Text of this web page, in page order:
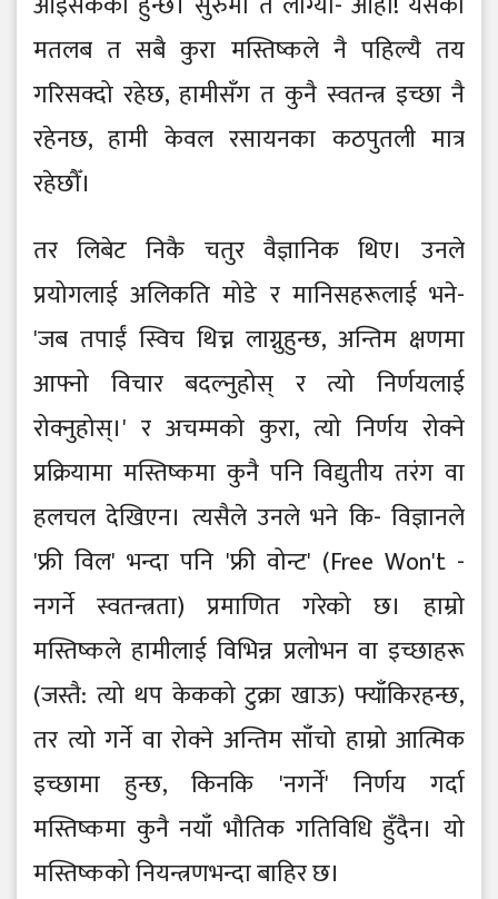
मतलब त सबै कुरा मस्तिष्कले नै पहिल्यै तय
गरिसक्दो रहेछ, हामीसँग त कुनै स्वतन्त्र इच्छा नै
रहेनछ, हामी केवल रसायनका कठपुतली मात्र
रहेछौँ।
तर लिबेट निकै चतुर वैज्ञानिक थिए। उनले
प्रयोगलाई अलिकति मोडे र मानिसहरूलाई भने-
'जब तपाईं स्विच थिच्न लाग्नुहुन्छ, अन्तिम क्षणमा
आफ्नो विचार बदल्नुहोस् र त्यो निर्णयलाई
रोक्नुहोस्।' र अचम्मको कुरा, त्यो निर्णय रोक्ने
प्रक्रियामा मस्तिष्कमा कुनै पनि विद्युतीय तरंग वा
हलचल देखिएन। त्यसैले उनले भने कि- विज्ञानले
'फ्री विल' भन्दा पनि 'फ्री वोन्ट' (Free Won't -
नगर्ने स्वतन्त्रता) प्रमाणित गरेको छ। हाम्रो
मस्तिष्कले हामीलाई विभिन्न प्रलोभन वा इच्छाहरू
(जस्तै: त्यो थप केकको टुक्रा खाऊ) फ्याँकिरहन्छ,
तर त्यो गर्ने वा रोक्ने अन्तिम साँचो हाम्रो आत्मिक
इच्छामा हुन्छ, किनकि 'नगर्ने' निर्णय गर्दा
मस्तिष्कमा कुनै नयाँ भौतिक गतिविधि हुँदैन। यो
मस्तिष्कको नियन्त्रणभन्दा बाहिर छ।